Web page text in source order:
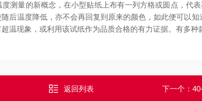
度测量的新概念，在小型贴纸上布有一列方格或圆点，代
后温度降低，亦不会再回复到原来的颜色，如此便可以
温现象，或利用该试纸作为品质合格的有力证据。有多种
返回列表 下一个：